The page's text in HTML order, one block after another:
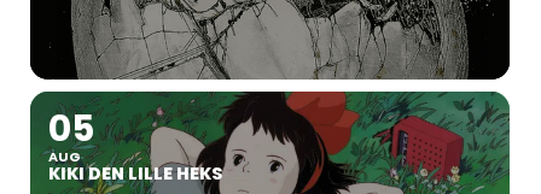
05
AUG
KIKI DEN LILLE HEKS